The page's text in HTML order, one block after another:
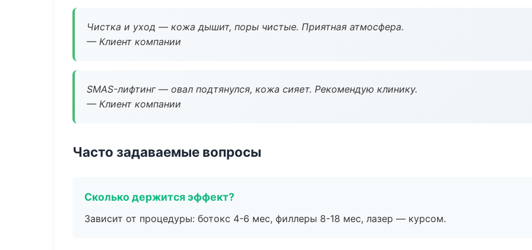
Чистка и уход — кожа дышит, поры чистые. Приятная атмосфера.
— Клиент компании
SMAS-лифтинг — овал подтянулся, кожа сияет. Рекомендую клинику.
— Клиент компании
Часто задаваемые вопросы
Сколько держится эффект?
Зависит от процедуры: ботокс 4-6 мес, филлеры 8-18 мес, лазер — курсом.